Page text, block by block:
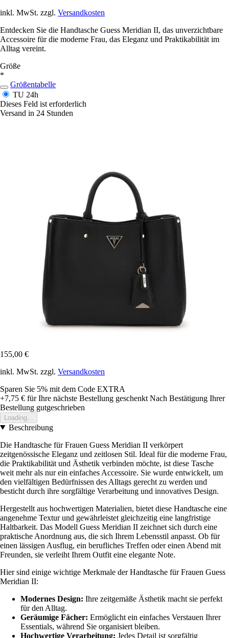
inkl. MwSt. zzgl. Versandkosten
Entdecken Sie die Handtasche Guess Meridian II, das unverzichtbare
Accessoire für die moderne Frau, das Eleganz und Praktikabilität im
Alltag vereint.
Größe
*
Größentabelle
TU 24h
Dieses Feld ist erforderlich
Versand in 24 Stunden
155,00 €
inkl. MwSt. zzgl. Versandkosten
Sparen Sie 5% mit dem Code EXTRA
+7,75 € für Ihre nächste Bestellung geschenkt Nach Bestätigung Ihrer
Bestellung gutgeschrieben
Loading...
Beschreibung
Die Handtasche für Frauen Guess Meridian II verkörpert
zeitgenössische Eleganz und zeitlosen Stil. Ideal für die moderne Frau,
die Praktikabilität und Ästhetik verbinden möchte, ist diese Tasche
weit mehr als nur ein einfaches Accessoire. Sie wurde entwickelt, um
den vielfältigen Bedürfnissen des Alltags gerecht zu werden und
besticht durch ihre sorgfältige Verarbeitung und innovatives Design.
Hergestellt aus hochwertigen Materialien, bietet diese Handtasche eine
angenehme Textur und gewährleistet gleichzeitig eine langfristige
Haltbarkeit. Das Modell Guess Meridian II zeichnet sich durch eine
praktische Anordnung aus, die sich Ihrem Lebensstil anpasst. Ob für
einen lässigen Ausflug, ein berufliches Treffen oder einen Abend mit
Freunden, sie verleiht Ihrem Outfit eine elegante Note.
Hier sind einige wichtige Merkmale der Handtasche für Frauen Guess
Meridian II:
Modernes Design: Ihre zeitgemäße Ästhetik macht sie perfekt
für den Alltag.
Geräumige Fächer: Ermöglicht ein einfaches Verstauen Ihrer
Essentials, während Sie organisiert bleiben.
Hochwertige Verarbeitung: Jedes Detail ist sorgfältig